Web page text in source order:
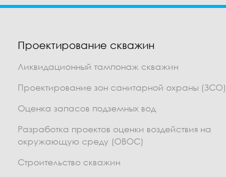
Проектирование скважин
Ликвидационный тампонаж скважин
Проектирование зон санитарной охраны (ЗСО)
Оценка запасов подземных вод
Разработка проектов оценки воздействия на
окружающую среду (ОВОС)
Строительство скважин